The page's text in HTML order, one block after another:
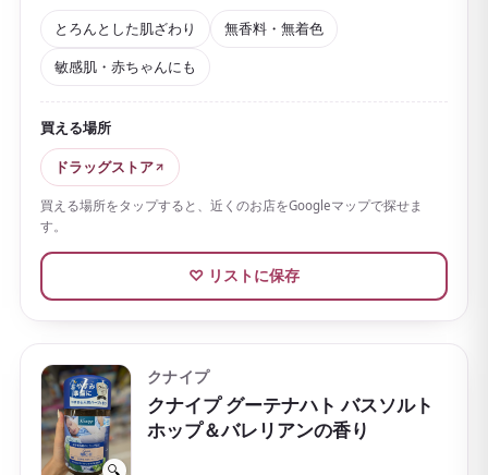
り、冷え症などにうれしい一品です。お湯は
でとろんとした肌ざわり になり、ゆっくり浸かりたい
夜にぴったり。
無香料・無着色のシンプルな配合 で、香りや色が苦手
な方はもちろん、敏感肌の方や赤ちゃんも使えるのが
大きな魅力です。ぬるめのお湯に錠剤を溶かし、15分
以上ゆったりと浸かるのがおすすめの使い方。
余分な皮脂汚れもすっきりと落としてくれます。やや
高価格ですが、知名度が高く誰にでも贈りやすいの
で、特別感のあるお土産やギフトにも向いています。
とろんとした肌ざわり
無香料・無着色
敏感肌・赤ちゃんにも
買える場所
ドラッグストア
買える場所をタップすると、近くのお店をGoogleマップで探せま
す。
♡ リストに保存
🔍
クナイプ
クナイプ グーテナハト バスソルト
ホップ＆バレリアンの香り